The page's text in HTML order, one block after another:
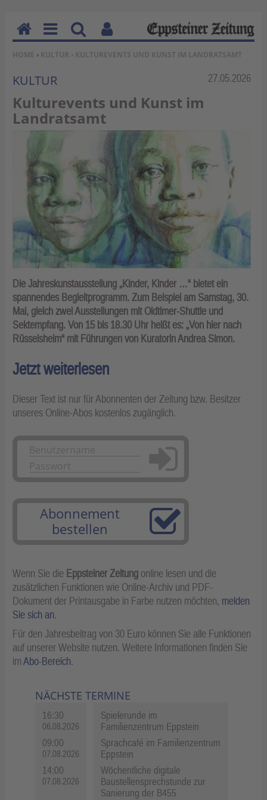
SIE BEFINDEN SICH HIER:
HOME › KULTUR › KULTUREVENTS UND KUNST IM LANDRATSAMT
Rubrik:
KULTUR 27.05.2026
Kulturevents und Kunst im
Landratsamt
Die Jahreskunstausstellung „Kinder, Kinder …“ bietet ein
spannendes Begleitprogramm. Zum Beispiel am Samstag, 30.
Mai, gleich zwei Ausstellungen mit Oldtimer-Shuttle und
Sektempfang. Von 15 bis 18.30 Uhr heißt es: „Von hier nach
Rüsselsheim“ mit Führungen von Kuratorin Andrea Simon.
Jetzt weiterlesen
Dieser Text ist nur für Abonnenten der Zeitung bzw. Besitzer
unseres Online-Abos kostenlos zugänglich.
Anmelden
Abonnement
bestellen
Wenn Sie die Eppsteiner Zeitung online lesen und die
zusätzlichen Funktionen wie Online-Archiv und PDF-
Dokument der Printausgabe in Farbe nutzen möchten, melden
Sie sich an.
Für den Jahresbeitrag von 30 Euro können Sie alle Funktionen
auf unserer Website nutzen. Weitere Informationen finden Sie
imAbo-Bereich.
NÄCHSTE TERMINE
16:30
06.08.2026
Spielerunde im
Familienzentrum Eppstein
09:00
07.08.2026
Sprachcafé im Familienzentrum
Eppstein
14:00
07.08.2026
Wöchentliche digitale
Baustellensprechstunde zur
Sanierung der B455
H
o
m
e
M
en
u
Su
ch
Be
nu
un
kti
on